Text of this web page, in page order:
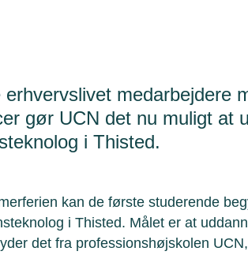
erhvervslivet medarbejdere
gør UCN det nu muligt at
i Thisted.
kan de første studerende
i Thisted. Målet er at
det fra professionshøjskolen